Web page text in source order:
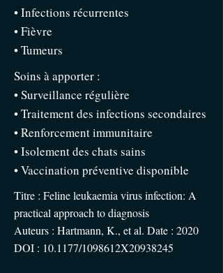
• Infections récurrentes
• Fièvre
• Tumeurs
Soins à apporter :
• Surveillance régulière
• Traitement des infections secondaires
• Renforcement immunitaire
• Isolement des chats sains
• Vaccination préventive disponible
Titre : Feline leukaemia virus infection: A
practical approach to diagnosis
Auteurs : Hartmann, K., et al. Date : 2020
DOI : 10.1177/1098612X20938245